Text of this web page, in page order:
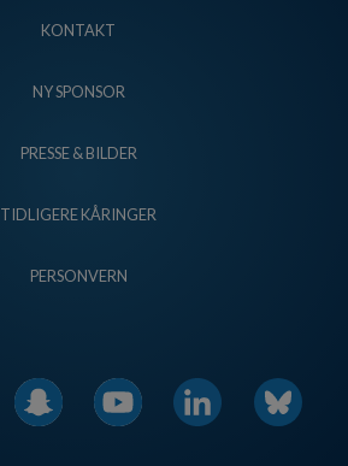
KONTAKT
NY SPONSOR
PRESSE & BILDER
TIDLIGERE KÅRINGER
PERSONVERN